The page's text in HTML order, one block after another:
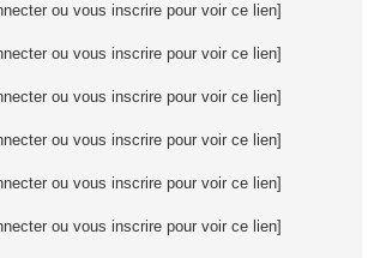
ou vous inscrire pour voir ce lien]
ou vous inscrire pour voir ce lien]
ou vous inscrire pour voir ce lien]
ou vous inscrire pour voir ce lien]
ou vous inscrire pour voir ce lien]
ou vous inscrire pour voir ce lien]